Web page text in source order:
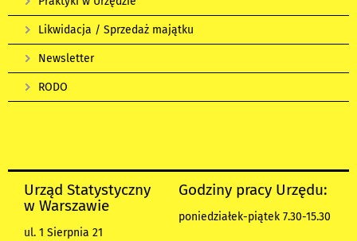
Likwidacja / Sprzedaż majątku
Newsletter
RODO
Urząd Statystyczny
w Warszawie
ul. 1 Sierpnia 21
Godziny pracy Urzędu:
poniedziałek-piątek 7.30-15.30